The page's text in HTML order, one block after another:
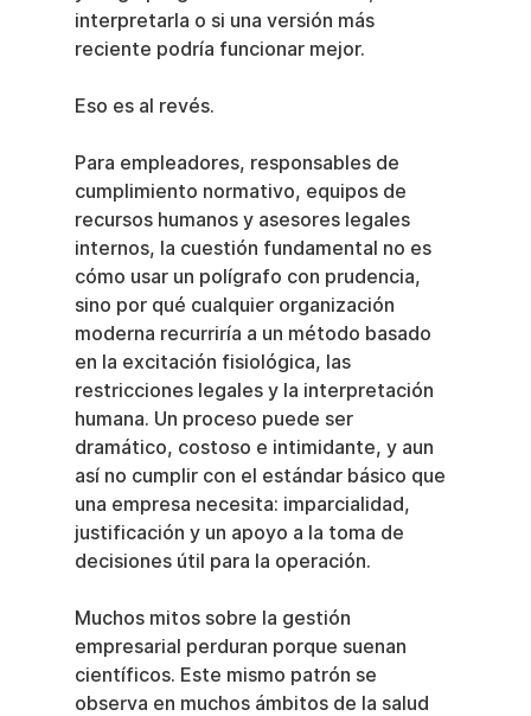
interpretarla o si una versión más
reciente podría funcionar mejor.
Eso es al revés.
Para empleadores, responsables de
cumplimiento normativo, equipos de
recursos humanos y asesores legales
internos, la cuestión fundamental no es
cómo usar un polígrafo con prudencia,
sino por qué cualquier organización
moderna recurriría a un método basado
en la excitación fisiológica, las
restricciones legales y la interpretación
humana. Un proceso puede ser
dramático, costoso e intimidante, y aun
así no cumplir con el estándar básico que
una empresa necesita: imparcialidad,
justificación y un apoyo a la toma de
decisiones útil para la operación.
Muchos mitos sobre la gestión
empresarial perduran porque suenan
científicos. Este mismo patrón se
observa en muchos ámbitos de la salud